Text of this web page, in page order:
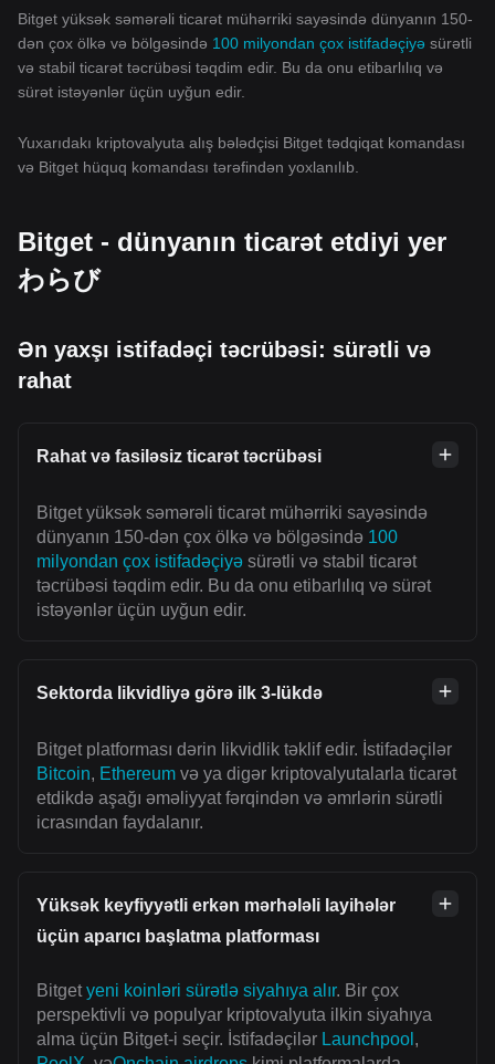
Bitget yüksək səmərəli ticarət mühərriki sayəsində dünyanın 150-
dən çox ölkə və bölgəsində 100 milyondan çox istifadəçiyə sürətli
və stabil ticarət təcrübəsi təqdim edir. Bu da onu etibarlılıq və
sürət istəyənlər üçün uyğun edir.
Yuxarıdakı kriptovalyuta alış bələdçisi Bitget tədqiqat komandası
və Bitget hüquq komandası tərəfindən yoxlanılıb.
Bitget - dünyanın ticarət etdiyi yer
わらび
Ən yaxşı istifadəçi təcrübəsi: sürətli və
rahat
Rahat və fasiləsiz ticarət təcrübəsi
Bitget yüksək səmərəli ticarət mühərriki sayəsində
dünyanın 150-dən çox ölkə və bölgəsində 100
milyondan çox istifadəçiyə sürətli və stabil ticarət
təcrübəsi təqdim edir. Bu da onu etibarlılıq və sürət
istəyənlər üçün uyğun edir.
Sektorda likvidliyə görə ilk 3-lükdə
Bitget platforması dərin likvidlik təklif edir. İstifadəçilər
Bitcoin, Ethereum və ya digər kriptovalyutalarla ticarət
etdikdə aşağı əməliyyat fərqindən və əmrlərin sürətli
icrasından faydalanır.
Yüksək keyfiyyətli erkən mərhələli layihələr
üçün aparıcı başlatma platforması
Bitget yeni koinləri sürətlə siyahıya alır. Bir çox
perspektivli və populyar kriptovalyuta ilkin siyahıya
alma üçün Bitget-i seçir. İstifadəçilər Launchpool ,